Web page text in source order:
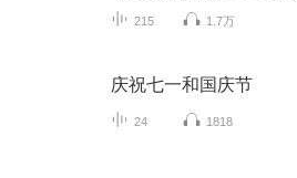
215 1.7万
庆祝七一和国庆节
24 1818